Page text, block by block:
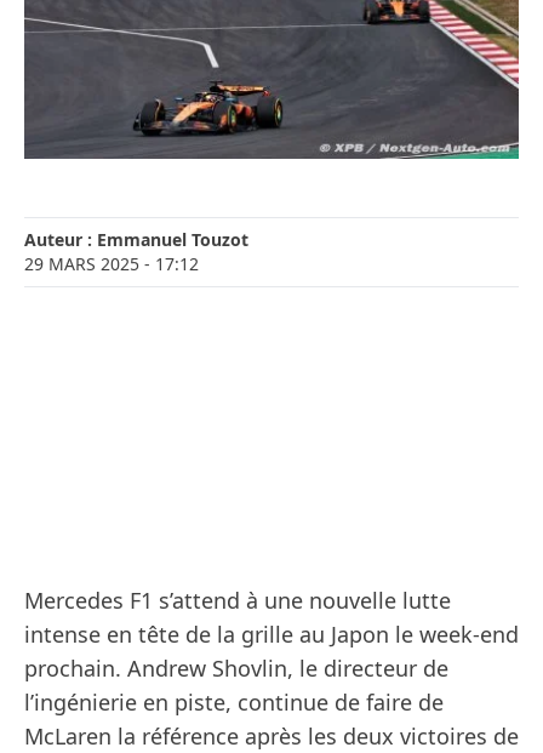
Auteur : Emmanuel Touzot
29 MARS 2025 - 17:12
Mercedes F1 s’attend à une nouvelle lutte
intense en tête de la grille au Japon le week-end
prochain. Andrew Shovlin, le directeur de
l’ingénierie en piste, continue de faire de
McLaren la référence après les deux victoires de